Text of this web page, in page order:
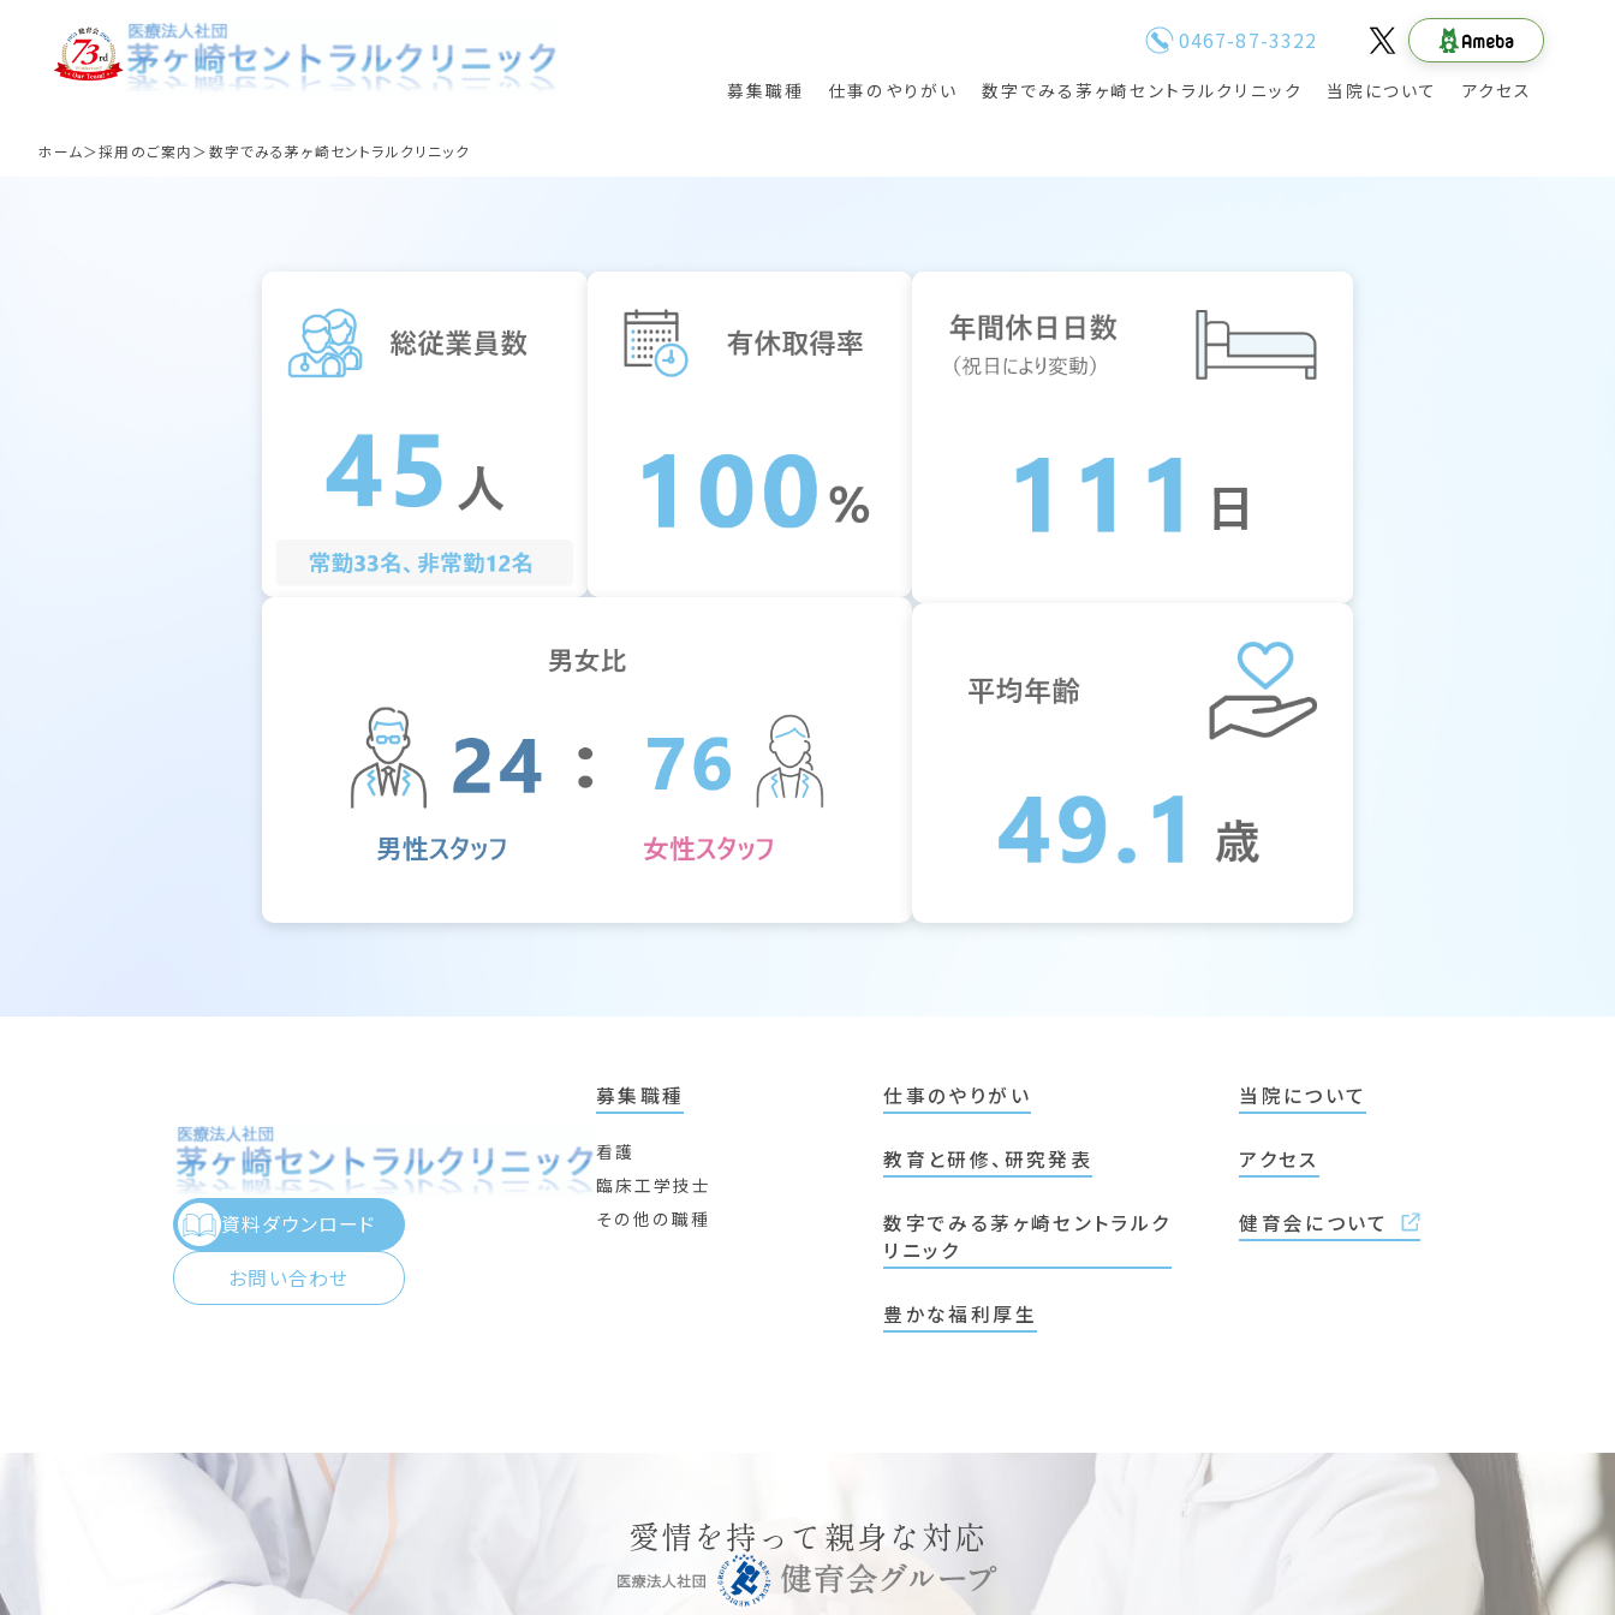
0467-87-3322
募集職種
看護 臨床工学技士 その他の職種
仕事のやりがい 数字でみる茅ヶ崎セントラルクリニック 当院について アクセス
数字でみる茅ヶ崎セントラルクリニック
ホーム 採用のご案内 数字でみる茅ヶ崎セントラルクリニック
資料ダウンロード
お問い合わせ
募集職種
看護
臨床工学技士
その他の職種
仕事のやりがい
教育と研修、研究発表
数字でみる茅ヶ崎セントラルク
リニック
豊かな福利厚生
当院について
アクセス
健育会について
愛情を持って親身な対応